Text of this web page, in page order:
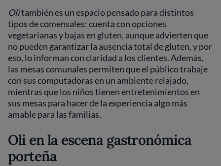
Olitambién es un espacio pensado para distintos
tipos de comensales: cuenta con opciones
vegetarianas y bajas en gluten, aunque advierten que
no pueden garantizar la ausencia total de gluten, y por
eso, lo informan con claridad a los clientes. Además,
las mesas comunales permiten que el público trabaje
con sus computadoras en un ambiente relajado,
mientras que los niños tienen entretenimientos en
sus mesas para hacer de la experiencia algo más
amable para las familias.
Oli en la escena gastronómica
porteña